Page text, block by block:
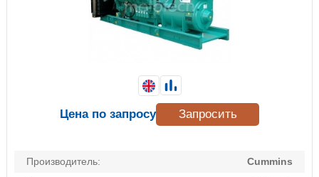
Производитель:
Cummins
Цена по запросу Запросить